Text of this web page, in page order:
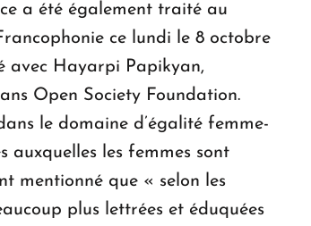
a été également traité au
ce lundi le 8 octobre
avec Hayarpi Papikyan,
Open Society Foundation.
le domaine d’égalité femme-
auxquelles les femmes sont
mentionné que « selon les
plus lettrées et éduquées